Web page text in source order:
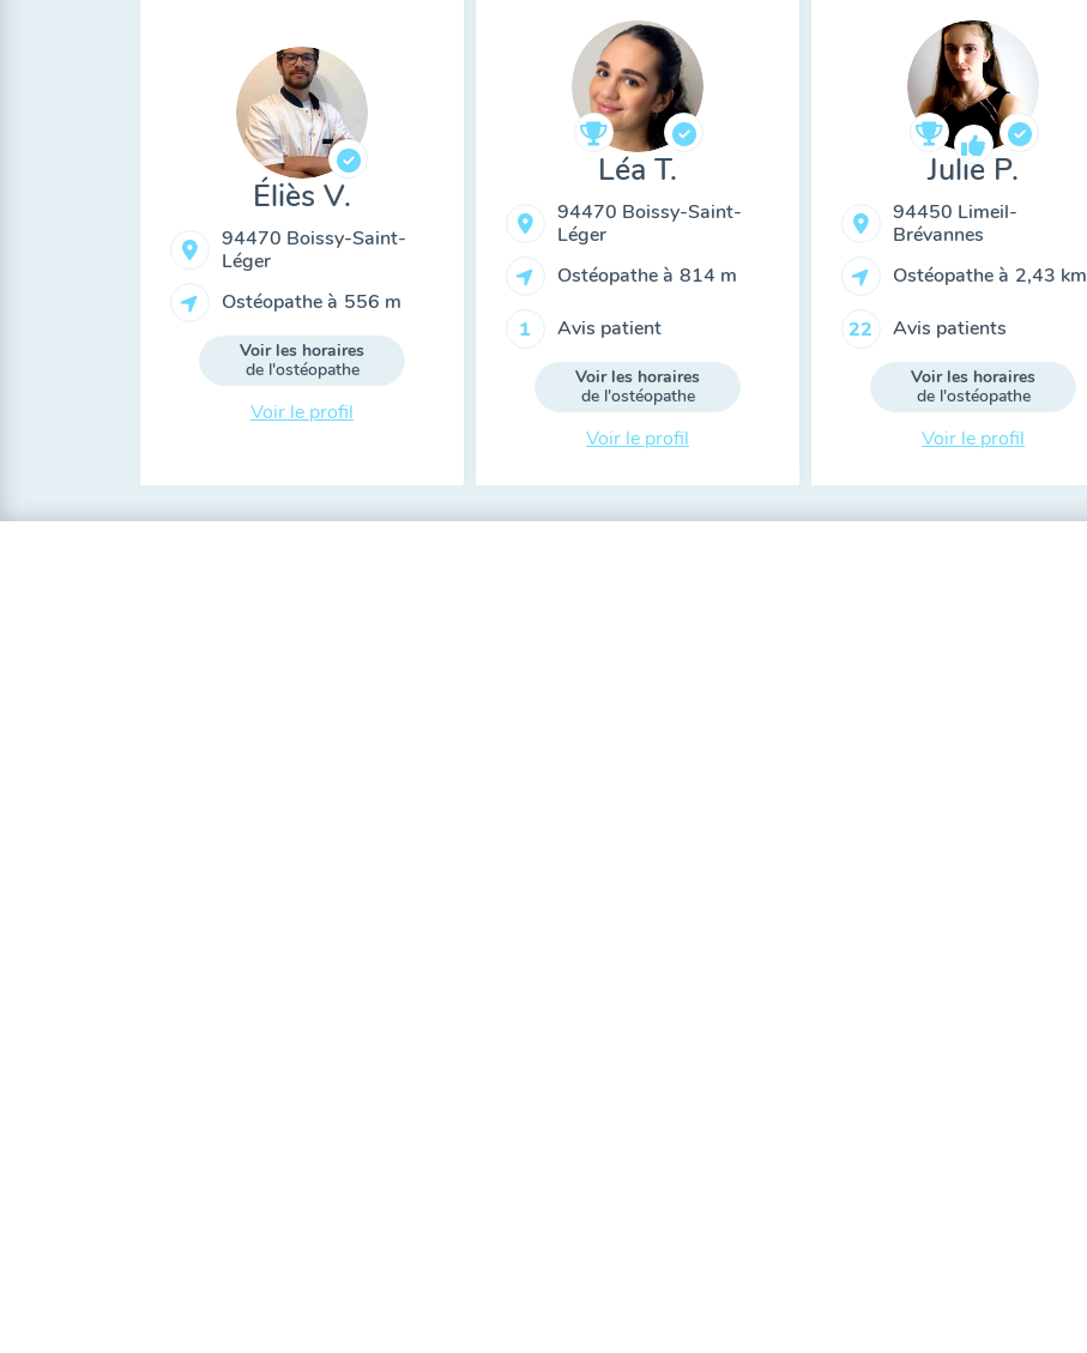
Éliès V.
94470 Boissy-Saint-
Léger
Ostéopathe à 556 m
Voir les horaires
de l'ostéopathe
Voir le profil
Léa T.
94470 Boissy-Saint-
Léger
Ostéopathe à 814 m
1 Avis patient
Voir les horaires
de l'ostéopathe
Voir le profil
Julie P.
94450 Limeil-
Brévannes
Ostéopathe à 2,43 km
22 Avis patients
Voir les horaires
de l'ostéopathe
Voir le profil